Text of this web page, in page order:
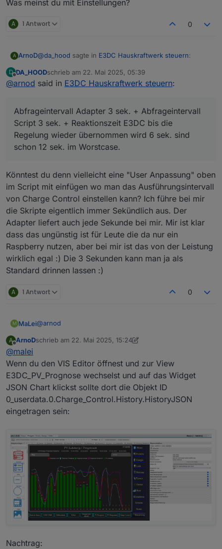
Was meinst du mit Einstellungen?
A 1 Antwort 0
A ArnoD@da_hood sagte in E3DC Hauskraftwerk steuern:
Ja klar darf er 1 Sekunde brauchen um
sein.
Abfrageintervall Adapter 3 sek. + Abfrageintervall Script
3 sek. + Reaktionszeit E3DC bis die Regelung wieder
übernommen wird 6 sek. sind schon 12 sek. im
Worstcase.
D
Offline
DA_HOODschrieb am 22. Mai 2025, 05:39
zuletzt editiert von
@arnod said in E3DC Hauskraftwerk steuern:
Abfrageintervall Adapter 3 sek. + Abfrageintervall
Script 3 sek. + Reaktionszeit E3DC bis die
Regelung wieder übernommen wird 6 sek. sind
schon 12 sek. im Worstcase.
Könntest du denn vielleicht eine "User Anpassung" oben
im Script mit einfügen wo man das Ausführungsintervall
von Charge Control einstellen kann? Ich führe bei mir
die Skripte eigentlich immer Sekündlich aus. Der
Adapter liefert auch jede Sekunde bei mir. Mir ist klar
dass das ungünstig ist für Leute die da nur ein
Raspberry nutzen, aber bei mir ist das von der Leistung
wirklich egal :) Die 3 Sekunden kann man ja als
Standard drinnen lassen :)
A 1 Antwort 0
M MaLei@arnod
Was meinst du mit Einstellungen?
A
Offline
ArnoDschrieb am 22. Mai 2025, 15:24
zuletzt editiert von ArnoD
@malei
Wenn du den VIS Editor öffnest und zur View
E3DC_PV_Prognose wechselst und auf das Widget
JSON Chart klickst sollte dort die Objekt ID
0_userdata.0.Charge_Control.History.HistoryJSON
eingetragen sein:
Nachtrag: